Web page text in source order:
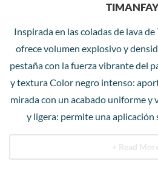
Inspirada en las coladas de lava
ofrece volumen explosivo y
pestaña con la fuerza vibrante del
y textura Color negro intenso:
mirada con un acabado uniforme y
y ligera: permite una aplicación
+ Read